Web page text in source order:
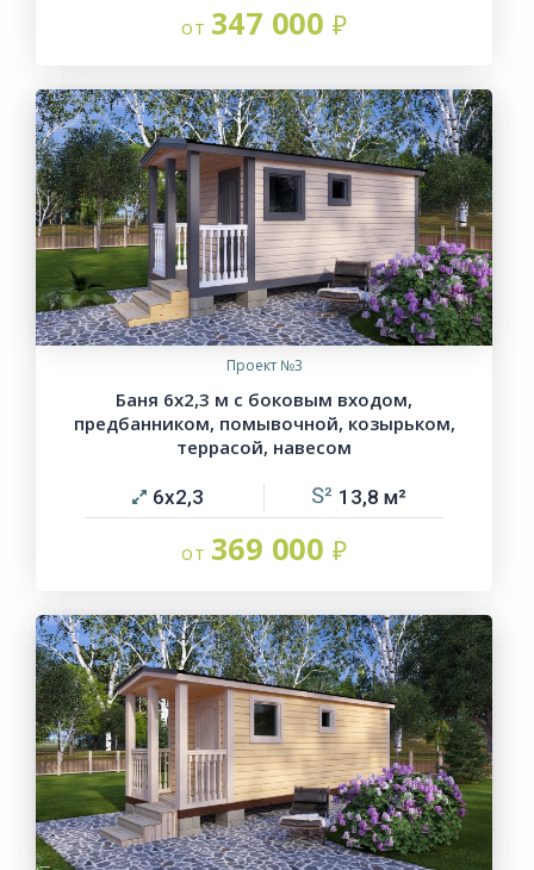
347 000
Проект №3
Баня 6х2,3 м с боковым входом,
предбанником, помывочной, козырьком,
террасой, навесом
6х2,3 13,8
369 000